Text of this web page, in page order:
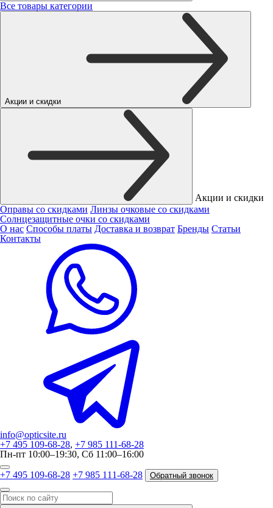
Все товары категории
Акции и скидки
Акции и скидки
Оправы со скидками Линзы очковые со скидками
Солнцезащитные очки со скидками
О нас Способы платы Доставка и возврат Бренды Статьи
Контакты
info@opticsite.ru
+7 495 109-68-28, +7 985 111-68-28
Пн-пт 10:00–19:30, Сб 11:00–16:00
+7 495 109-68-28 +7 985 111-68-28 Обратный звонок